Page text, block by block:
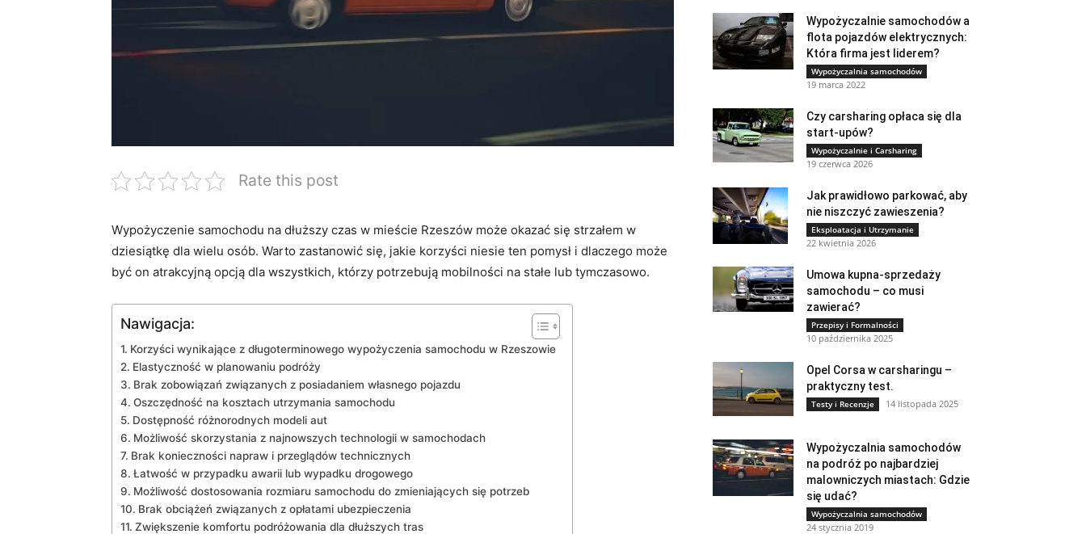
Rate this post
Wypożyczenie‍ samochodu na dłuższy czas w mieście Rzeszów ⁢może okazać się strzałem w
dziesiątkę dla wielu osób. ⁣Warto‍ zastanowić się, jakie⁤ korzyści niesie ​ten pomysł i dlaczego⁤ może
być on atrakcyjną opcją⁣ dla wszystkich, którzy potrzebują mobilności na stałe ⁢lub tymczasowo.
Nawigacja:
Korzyści⁢ wynikające‌ z długoterminowego wypożyczenia samochodu w Rzeszowie
Elastyczność w planowaniu podróży
Brak zobowiązań związanych z posiadaniem ⁢własnego pojazdu
Oszczędność ​na kosztach utrzymania⁤ samochodu
Dostępność różnorodnych​ modeli aut
Możliwość skorzystania z najnowszych technologii w samochodach
Brak konieczności napraw i ​przeglądów technicznych
Łatwość w przypadku awarii lub ⁤wypadku drogowego
Możliwość dostosowania rozmiaru samochodu⁣ do zmieniających się potrzeb
Brak obciążeń związanych z opłatami ubezpieczenia
Zwiększenie komfortu⁣ podróżowania dla dłuższych tras
Wypożyczalnie samochodów a
flota pojazdów elektrycznych:
Która firma jest liderem?
Wypożyczalnia samochodów
19 marca 2022
Czy carsharing opłaca się dla
start-upów?
Wypożyczalnie i Carsharing
19 czerwca 2026
Jak prawidłowo parkować, aby
nie niszczyć zawieszenia?
Eksploatacja i Utrzymanie
22 kwietnia 2026
Umowa kupna-sprzedaży
samochodu – co musi
zawierać?
Przepisy i Formalności
10 października 2025
Opel Corsa w carsharingu –
praktyczny test.
Testy i Recenzje 14 listopada 2025
Wypożyczalnia samochodów
na podróż po najbardziej
malowniczych miastach: Gdzie
się udać?
Wypożyczalnia samochodów
24 stycznia 2019